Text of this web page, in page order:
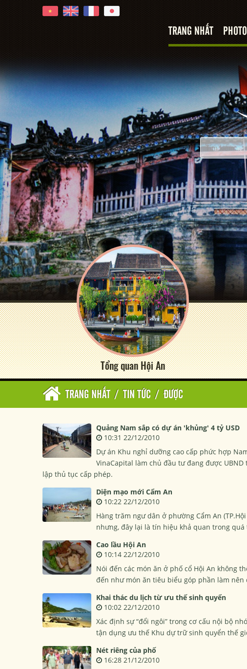
TRANG NHẤT
Tổng quan Hội An
TRANG NHẤT / TIN TỨC / ĐƯỢC
Quảng Nam sắp có dự án 'khủng' 4 tỷ USD
10:31 22/12/2010
Dự án Khu nghỉ dưỡng cao cấp phức hợp
VinaCapital làm chủ đầu tư đang được
lập thủ tục cấp phép.
Diện mạo mới Cẩm An
10:22 22/12/2010
Hàng trăm ngư dân ở phường Cẩm An
nhưng, đây lại là tín hiệu khả quan trong
Cao lầu Hội An
10:14 22/12/2010
Nói đến các món ăn ở phố cổ Hội An không
đến như món ăn tiêu biểu góp phần làm nên
Khai thác du lịch từ ưu thế sinh quyển
10:02 22/12/2010
Xác định sự “đổi ngôi” trong cơ cấu nội bộ
tận dụng ưu thế Khu dự trữ sinh quyển thế
Nét riêng của phố
16:28 21/12/2010